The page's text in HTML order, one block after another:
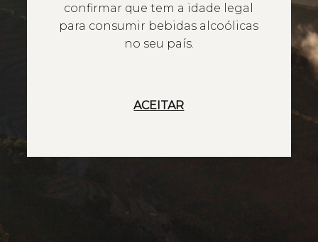
confirmar que tem a idade legal
para consumir bebidas alcoólicas
no seu país.
ACEITAR